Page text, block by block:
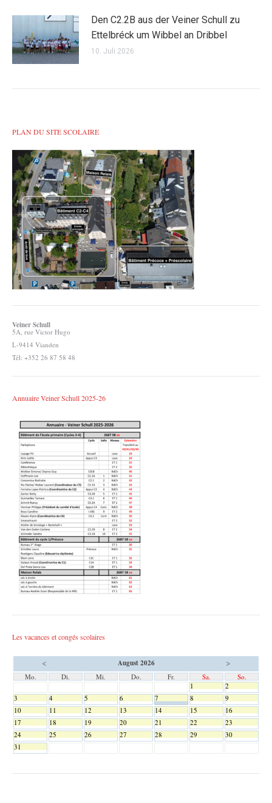
Den C2.2B aus der Veiner Schull zu
Ettelbréck um Wibbel an Dribbel
10. Juli 2026
PLAN DU SITE SCOLAIRE
Veiner Schull
5A, rue Victor Hugo
L-9414 Vianden
Tél: +352 26 87 58 48
Annuaire Veiner Schull 2025-26
Les vacances et congés scolaires
< August 2026 >
Mo. Di. Mi. Do. Fr. Sa.
So.
1
2
3
4 5 6 7 8
9
10
11 12 13 14 15
16
17
18 19 20 21 22
23
24
25 26 27 28 29
30
31